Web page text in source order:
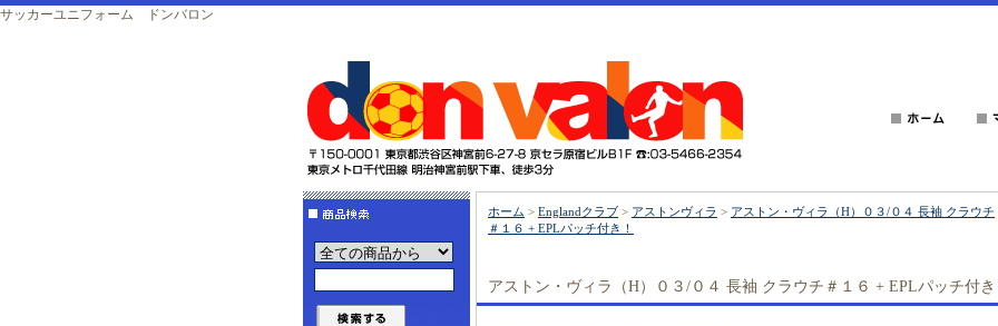
サッカーユニフォーム ドンバロン
ホーム > Englandクラブ > アストンヴィラ > アストン・ヴィラ（H）０３/０４ 長袖 クラウチ
＃１６ + EPLパッチ付き！
アストン・ヴィラ（H）０３/０４ 長袖 クラウチ＃１６ + EPLパッチ付